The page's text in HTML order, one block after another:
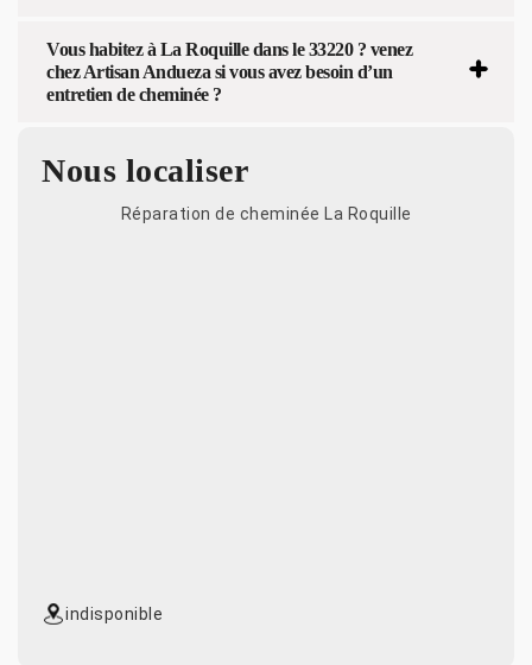
Vous habitez à La Roquille dans le 33220 ? venez
chez Artisan Andueza si vous avez besoin d’un
entretien de cheminée ?
Nous localiser
Réparation de cheminée La Roquille
indisponible